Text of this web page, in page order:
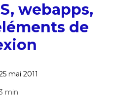
webapps,
de
mai 2011
min